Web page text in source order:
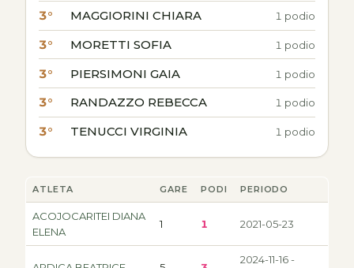
3° MAGGIORINI CHIARA 1 podio
3° MORETTI SOFIA 1 podio
3° PIERSIMONI GAIA 1 podio
3° RANDAZZO REBECCA 1 podio
3° TENUCCI VIRGINIA 1 podio
ATLETA GARE PODI PERIODO
ACOJOCARITEI DIANA
ELENA
1 1 2021-05-23
2024-11-16 -